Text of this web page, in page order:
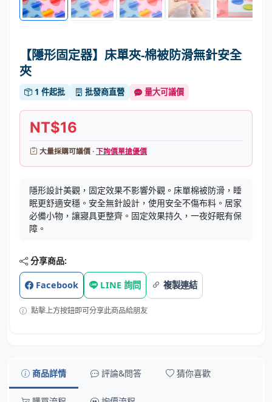
【隱形固定器】床單夾-棉被防滑無針安全
夾
1 件起批 批發商直營 量大可議價
NT$16
大量採購可議價 ·下詢價單搶優價
隱形設計美觀，固定效果不影響外觀。床單棉被防滑，睡
眠更舒適安穩。安全無針設計，使用安全不傷布料。居家
必備小物，讓寢具更整齊。固定效果持久，一夜好眠有保
障。
分享商品:
Facebook LINE 詢問 複製連結
點擊上方按鈕即可分享此商品給朋友
商品詳情 評論&問答 猜你喜歡